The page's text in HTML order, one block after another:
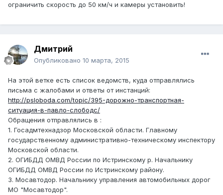
ограничить скорость до 50 км/ч и камеры установить!
Дмитрий
Опубликовано 10 марта, 2015
На этой ветке есть список ведомств, куда отправлялись
письма с жалобами и ответы от инстанций:
http://psloboda.com/topic/395-дорожно-транспортная-
ситуация-в-павло-слободс/
Обращения отправлялись в :
1. Госадмтехнадзор Московской области. Главному
государственному административно-техническому инспектору
Московской области.
2. ОГИБДД ОМВД России по Истринскому р. Начальнику
ОГИБДД ОМВД России по Истринскому району.
3. Мосавтодор. Начальнику управления автомобильных дорог
МО "Мосавтодор".